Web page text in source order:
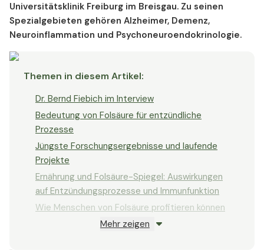
Universitätsklinik Freiburg im Breisgau. Zu seinen
Spezialgebieten gehören Alzheimer, Demenz,
Neuroinflammation und Psychoneuroendokrinologie.
Themen in diesem Artikel:
Dr. Bernd Fiebich im Interview
Bedeutung von Folsäure für entzündliche
Prozesse
Jüngste Forschungsergebnisse und laufende
Projekte
Ernährung und Folsäure-Spiegel: Auswirkungen
auf Entzündungsprozesse und Immunfunktion
Wie Menschen von Folsäure profitieren können
Entzündliche Gesundheit verbessern,
Mehr zeigen